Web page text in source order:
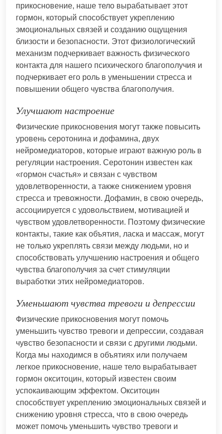
прикосновение, наше тело вырабатывает этот
гормон, который способствует укреплению
эмоциональных связей и созданию ощущения
близости и безопасности. Этот физиологический
механизм подчеркивает важность физического
контакта для нашего психического благополучия и
подчеркивает его роль в уменьшении стресса и
повышении общего чувства благополучия.
Улучшают настроение
Физические прикосновения могут также повысить
уровень серотонина и дофамина, двух
нейромедиаторов, которые играют важную роль в
регуляции настроения. Серотонин известен как
«гормон счастья» и связан с чувством
удовлетворенности, а также снижением уровня
стресса и тревожности. Дофамин, в свою очередь,
ассоциируется с удовольствием, мотивацией и
чувством удовлетворенности. Поэтому физические
контакты, такие как объятия, ласка и массаж, могут
не только укреплять связи между людьми, но и
способствовать улучшению настроения и общего
чувства благополучия за счет стимуляции
выработки этих нейромедиаторов.
Уменьшают чувства тревоги и депрессии
Физические прикосновения могут помочь
уменьшить чувство тревоги и депрессии, создавая
чувство безопасности и связи с другими людьми.
Когда мы находимся в объятиях или получаем
легкое прикосновение, наше тело вырабатывает
гормон окситоцин, который известен своим
успокаивающим эффектом. Окситоцин
способствует укреплению эмоциональных связей и
снижению уровня стресса, что в свою очередь
может помочь уменьшить чувство тревоги и